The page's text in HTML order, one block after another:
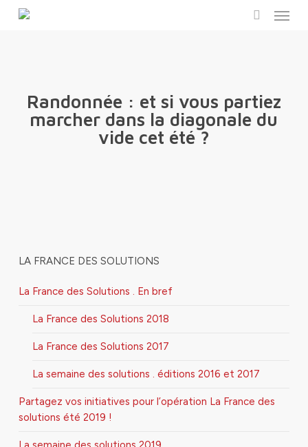
Menu
Randonnée : et si vous partiez
marcher dans la diagonale du
vide cet été ?
LA FRANCE DES SOLUTIONS
La France des Solutions . En bref
La France des Solutions 2018
La France des Solutions 2017
La semaine des solutions . éditions 2016 et 2017
Partagez vos initiatives pour l’opération La France des
solutions été 2019 !